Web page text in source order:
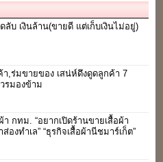
ลับ เงินล้าน(ขายดี แต่เก็บเงินไม่อยู่)
,ร่มขายของ เสน่ห์ดึงดูดลูกค้า 7
รมองข้าม
กทม. “อยากเปิดร้านขายเสื้อผ้า
องทำเล” “ธุรกิจเสื้อผ้านีชมาร์เก็ต”